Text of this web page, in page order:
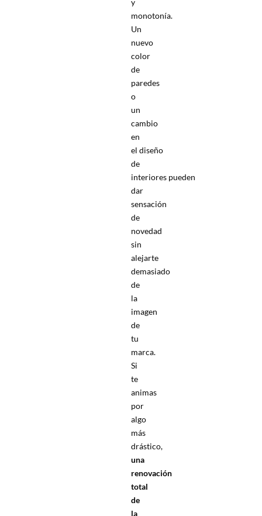
y
monotonía.
Un
nuevo
color
de
paredes
o
un
cambio
en
el diseño
de
interiores pueden
dar
sensación
de
novedad
sin
alejarte
demasiado
de
la
imagen
de
tu
marca.
Si
te
animas
por
algo
más
drástico,
una
renovación
total
de
la